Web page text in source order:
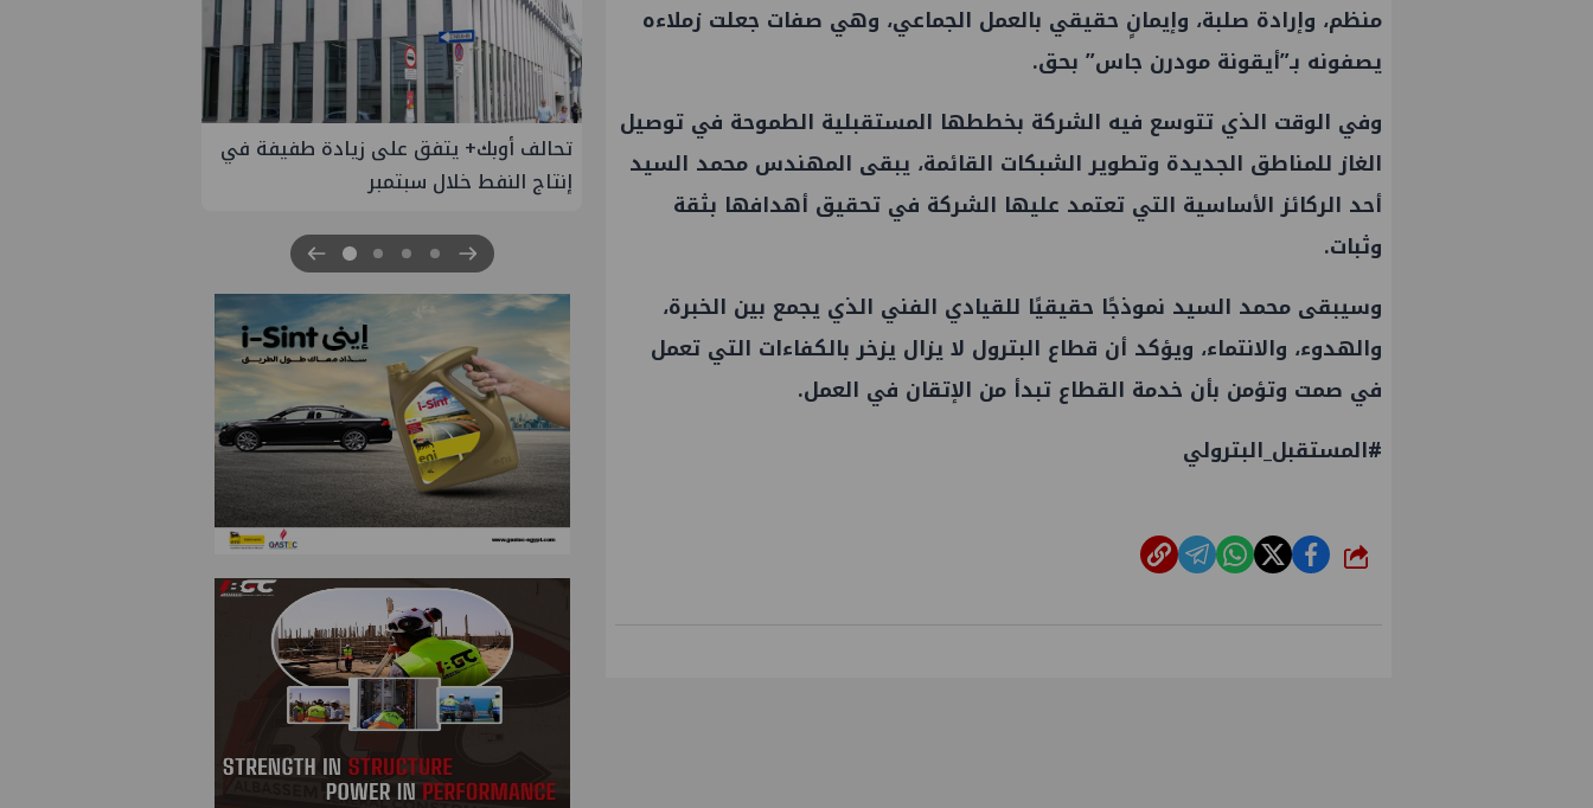
منظم، وإرادة صلبة، وإيمانٍ حقيقي بالعمل الجماعي، وهي صفات جعلت زملاءه
يصفونه بـ”أيقونة مودرن جاس” بحق.
وفي الوقت الذي تتوسع فيه الشركة بخططها المستقبلية الطموحة في توصيل
الغاز للمناطق الجديدة وتطوير الشبكات القائمة، يبقى المهندس محمد السيد
أحد الركائز الأساسية التي تعتمد عليها الشركة في تحقيق أهدافها بثقة
وثبات.
وسيبقى محمد السيد نموذجًا حقيقيًا للقيادي الفني الذي يجمع بين الخبرة،
والهدوء، والانتماء، ويؤكد أن قطاع البترول لا يزال يزخر بالكفاءات التي تعمل
في صمت وتؤمن بأن خدمة القطاع تبدأ من الإتقان في العمل.
#المستقبل_البترولي
شارك
PMS تنهي أعمال إنزال الخطوط البحرية
الثلاث بمشروع المرحلة الرابعة لتنمية حقل
غاز كاموس البحري التابع لشركة شمال
سيناء للبترول
علاء عبدالفتاح يتفقد مصنع ووتك لإنتاج
الالواح الخشبية بإدكو
تحالف أوبك+ يتفق على زيادة طفيفة في
إنتاج النفط خلال سبتمبر